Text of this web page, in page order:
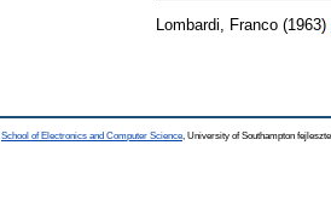
Lombardi, Franco (1963)
School of Electronics and Computer Science , University of Southampton